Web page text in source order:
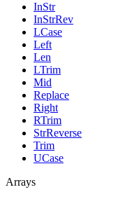
InStr
InStrRev
LCase
Left
Len
LTrim
Mid
Replace
Right
RTrim
StrReverse
Trim
UCase
Arrays